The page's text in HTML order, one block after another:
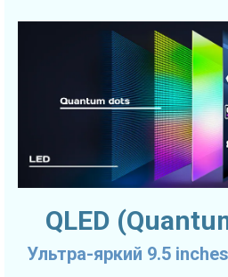
QLED
Ультра-яркий 9.5